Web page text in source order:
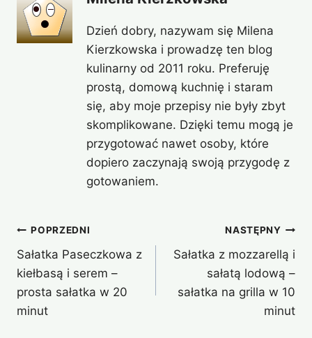
Dzień dobry, nazywam się Milena
Kierzkowska i prowadzę ten blog
kulinarny od 2011 roku. Preferuję
prostą, domową kuchnię i staram
się, aby moje przepisy nie były zbyt
skomplikowane. Dzięki temu mogą je
przygotować nawet osoby, które
dopiero zaczynają swoją przygodę z
gotowaniem.
Nawigacja
wpisu
POPRZEDNI
Sałatka Paseczkowa z
kiełbasą i serem –
prosta sałatka w 20
minut
NASTĘPNY
Sałatka z mozzarellą i
sałatą lodową –
sałatka na grilla w 10
minut